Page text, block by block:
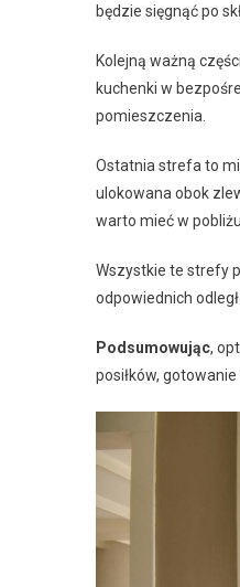
będzie sięgnąć po
Kolejną ważną
kuchenki w
pomieszczenia.
Ostatnia strefa to
ulokowana obok
warto mieć w
Wszystkie te strefy
odpowiednich
Podsumowując,
posiłków,